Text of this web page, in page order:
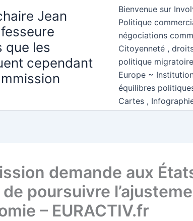
Jean
que les
cependant
Bienvenue sur
Politique
négociations
Citoyenneté ,
politique migratoire
Europe ~
équilibres
Cartes ,
demande aux
poursuivre
– EURACTIV.fr